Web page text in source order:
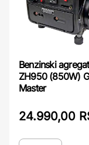
Benzinski agregat
ZH950 (850W)
Master
24.990,00